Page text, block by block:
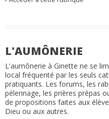
L'AUMÔNERIE
L'aumônerie à Ginette ne se
local fréquenté par les seuls
pratiquants. Les forums, les
pélerinage, les prières prépas
de propositions faites aux
Dieu ou aux autres.